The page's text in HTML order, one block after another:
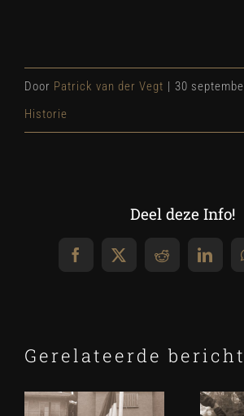
Door Patrick van der Vegt | 30
Historie
Deel deze Info!
Facebook
X Reddit
Gerelateerde